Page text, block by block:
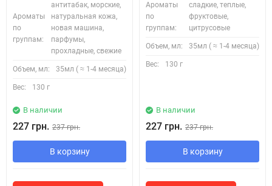
Ароматы
по
группам:
антитабак, морские,
натуральная кожа,
новая машина,
парфумы,
прохладные, свежие
Объем, мл: 35мл ( ≈ 1-4 месяца)
Вес: 130 г
В наличии
227 грн. 237 грн.
В корзину
Ароматы
по
группам:
сладкие, теплые,
фруктовые,
цитрусовые
Объем, мл: 35мл ( ≈ 1-4 месяца)
Вес: 130 г
В наличии
227 грн. 237 грн.
В корзину